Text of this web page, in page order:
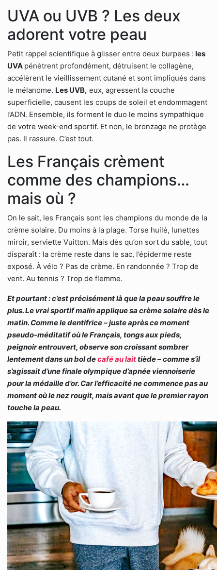
UVA ou UVB ? Les deux
adorent votre peau
Petit rappel scientifique à glisser entre deux burpees : les
UVA pénètrent profondément, détruisent le collagène,
accélèrent le vieillissement cutané et sont impliqués dans
le mélanome. Les UVB, eux, agressent la couche
superficielle, causent les coups de soleil et endommagent
l’ADN. Ensemble, ils forment le duo le moins sympathique
de votre week-end sportif. Et non, le bronzage ne protège
pas. Il rassure. C’est tout.
Les Français crèment
comme des champions…
mais où ?
On le sait, les Français sont les champions du monde de la
crème solaire. Du moins à la plage. Torse huilé, lunettes
miroir, serviette Vuitton. Mais dès qu’on sort du sable, tout
disparaît : la crème reste dans le sac, l’épiderme reste
exposé. À vélo ? Pas de crème. En randonnée ? Trop de
vent. Au tennis ? Trop de flemme.
Et pourtant : c’est précisément là que la peau souffre le
plus. Le vrai sportif malin applique sa crème solaire dès le
matin. Comme le dentifrice – juste après ce moment
pseudo-méditatif où le Français, tongs aux pieds,
peignoir entrouvert, observe son croissant sombrer
lentement dans un bol decafé au laittiède – comme s’il
s’agissait d’une finale olympique d’apnée viennoiserie
pour la médaille d’or. Car l’efficacité ne commence pas au
moment où le nez rougit, mais avant que le premier rayon
touche la peau.